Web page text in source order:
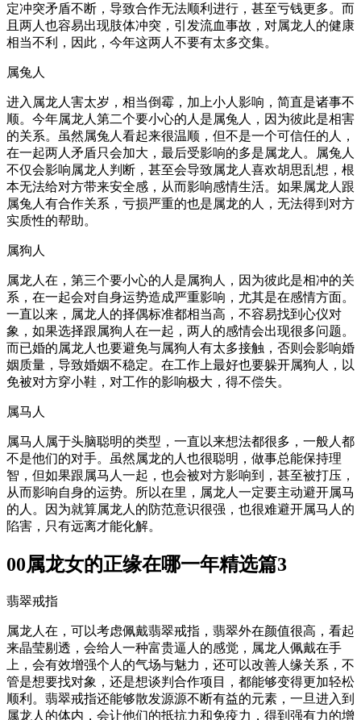
定冲突矛盾不断，导致合作无法顺利进行，甚至亏钱更多。而
且两人也容易出现肢体冲突，引发流血事故，对属龙人的健康
相当不利，因此，今年这两人不要有太多交集。
属兔人
进入属龙人害太岁，相当倒霉，加上小人影响，简直是诸事不
顺。今年属龙人第二个要小心的人是属兔人，因为彼此是相害
的关系。虽然属兔人看起来很温顺，但不是一个可信任的人，
在一起两人矛盾只会加大，最后受影响的多是属龙人。属兔人
不仅会影响属龙人判断，甚至会导致属龙人喜欢胡思乱想，根
本无法给对方带来安全感，从而影响感情生活。如果属龙人跟
属兔人有合作关系，亏损严重的也是属龙的人，无法得到对方
实质性的帮助。
属狗人
属龙人在，第三个要小心的人是属狗人，因为彼此是相冲的关
系，在一起会对自身运势造成严重影响，尤其是在感情方面。
一直以来，属龙人的择偶标准都相当高，不容易找到心仪对
象，如果选择跟属狗人在一起，两人的感情会出现很多问题。
而已婚的属龙人也要避免与属狗人有太多接触，否则会影响婚
姻质量，导致婚姻不稳定。在工作上最好也要躲开属狗人，以
免被对方穿小鞋，对工作的影响极大，得不偿失。
属马人
属马人属于头脑聪明的类型，一直以来想法都很多，一般人都
不是他们的对手。虽然属龙的人也很聪明，做事总能保持理
智，但如果跟属马人一起，也会被对方影响到，甚至被打压，
从而影响自身的运势。所以在里，属龙人一定要主动避开属马
的人。因为就算属龙人的防范意识很强，也很难避开属马人的
陷害，只有远离才能化解。
00属龙女的正缘在哪一年精选篇3
翡翠戒指
属龙人在，可以考虑佩戴翡翠戒指，翡翠外在颜值很高，看起
来晶莹剔透，会给人一种富贵逼人的感觉，属龙人佩戴在手
上，会有效增强个人的气场与魅力，还可以改善人缘关系，不
管是想要找对象，还是想谈判合作项目，都能够变得更加轻松
顺利。翡翠戒指还能够散发源源不断有益的元素，一旦进入到
属龙人的体内，会让他们的抵抗力和免疫力，得到强有力的增